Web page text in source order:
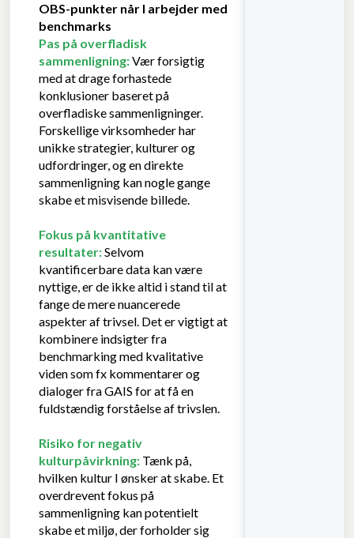
OBS-punkter når I arbejder med
benchmarks
Pas på overfladisk
sammenligning:Vær forsigtig
med at drage forhastede
konklusioner baseret på
overfladiske sammenligninger.
Forskellige virksomheder har
unikke strategier, kulturer og
udfordringer, og en direkte
sammenligning kan nogle gange
skabe et misvisende billede.
Fokus på kvantitative
resultater:Selvom
kvantificerbare data kan være
nyttige, er de ikke altid i stand til at
fange de mere nuancerede
aspekter af trivsel. Det er vigtigt at
kombinere indsigter fra
benchmarking med kvalitative
viden som fx kommentarer og
dialoger fra GAIS for at få en
fuldstændig forståelse af trivslen.
Risiko for negativ
kulturpåvirkning: Tænk på,
hvilken kultur I ønsker at skabe. Et
overdrevent fokus på
sammenligning kan potentielt
skabe et miljø, der forholder sig